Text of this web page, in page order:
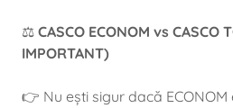
⚖️ CASCO ECONOM vs CASCO
IMPORTANT)
👉 Nu ești sigur dacă ECONOM